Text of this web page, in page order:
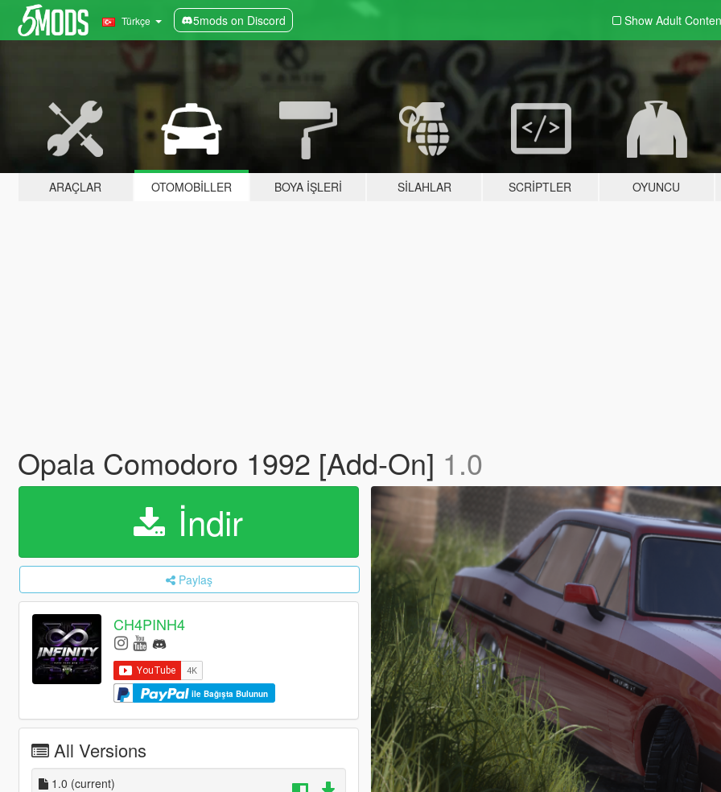
Türkçe 5mods on Discord Show Adult
ARAÇLAR OTOMOBILLER BOYA İŞLERI SILAHLAR SCRIPTLER OYUNCU
Opala Comodoro 1992 [Add-On] 1.0
İndir
Paylaş
CH4PINH4
ile Bağışta Bulunun
All Versions
1.0 (current)